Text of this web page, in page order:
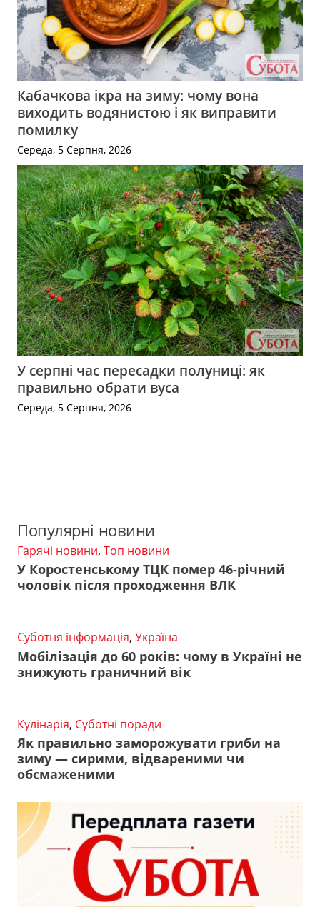
Кабачкова ікра на зиму: чому вона
виходить водянистою і як виправити
помилку
Середа, 5 Серпня, 2026
У серпні час пересадки полуниці: як
правильно обрати вуса
Середа, 5 Серпня, 2026
Популярні новини
Гарячі новини, Топ новини
У Коростенському ТЦК помер 46-річний
чоловік після проходження ВЛК
Суботня інформація, Україна
Мобілізація до 60 років: чому в Україні не
знижують граничний вік
Кулінарія, Суботні поради
Як правильно заморожувати гриби на
зиму — сирими, відвареними чи
обсмаженими